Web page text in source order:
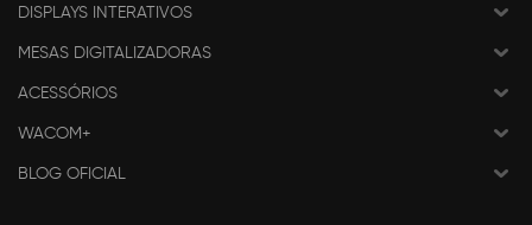
DISPLAYS INTERATIVOS
MESAS DIGITALIZADORAS
ACESSÓRIOS
WACOM+
BLOG OFICIAL